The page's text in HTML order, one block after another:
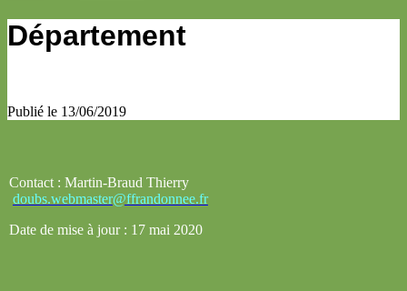
Département
Publié le 13/06/2019
Contact : Martin-Braud Thierry
doubs.webmaster@ffrandonnee.fr
Date de mise à jour : 17 mai 2020